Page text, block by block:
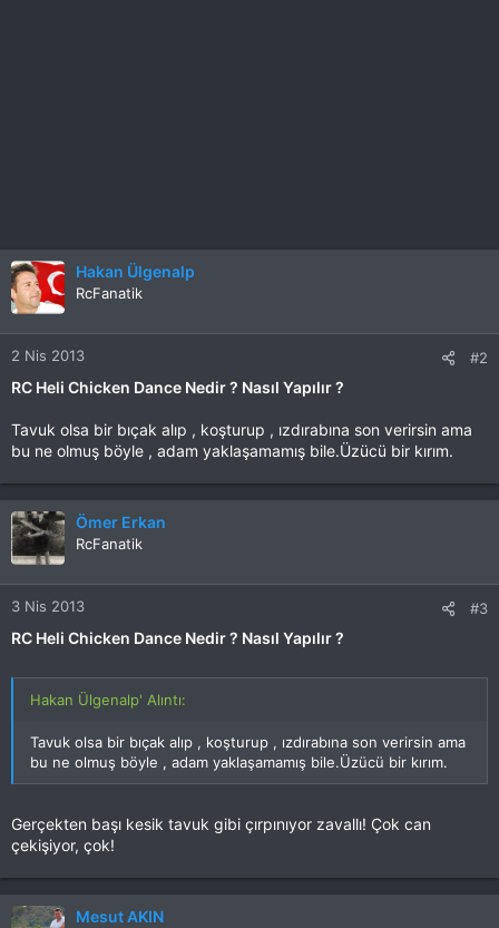
Hakan Ülgenalp
RcFanatik
2 Nis 2013 #2
RC Heli Chicken Dance Nedir ? Nasıl Yapılır ?
Tavuk olsa bir bıçak alıp , koşturup , ızdırabına son verirsin ama
bu ne olmuş böyle , adam yaklaşamamış bile.Üzücü bir kırım.
Ömer Erkan
RcFanatik
3 Nis 2013 #3
RC Heli Chicken Dance Nedir ? Nasıl Yapılır ?
Hakan Ülgenalp' Alıntı:
Tavuk olsa bir bıçak alıp , koşturup , ızdırabına son verirsin ama
bu ne olmuş böyle , adam yaklaşamamış bile.Üzücü bir kırım.
Gerçekten başı kesik tavuk gibi çırpınıyor zavallı! Çok can
çekişiyor, çok!
Mesut AKIN